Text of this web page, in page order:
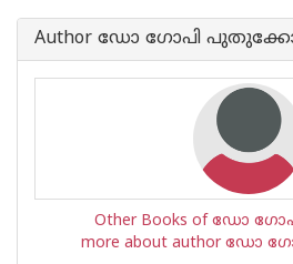
Book
Author ഡോ ഗോപി
Other Books of ഡോ
more about author ഡോ